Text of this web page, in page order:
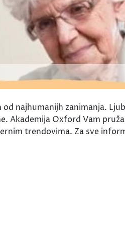
od najhumanijh zanimanja.
Akademija Oxford Vam
trendovima. Za sve